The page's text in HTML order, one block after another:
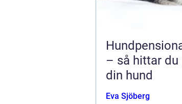
– så hittar
din hund
Eva Sjöberg